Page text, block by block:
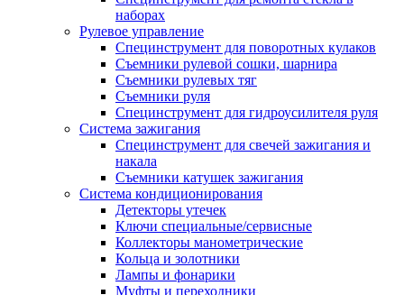
наборах
Рулевое управление
Специнструмент для поворотных кулаков
Съемники рулевой сошки, шарнира
Съемники рулевых тяг
Съемники руля
Специнструмент для гидроусилителя руля
Система зажигания
Специнструмент для свечей зажигания и
накала
Съемники катушек зажигания
Система кондиционирования
Детекторы утечек
Ключи специальные/сервисные
Коллекторы манометрические
Кольца и золотники
Лампы и фонарики
Муфты и переходники